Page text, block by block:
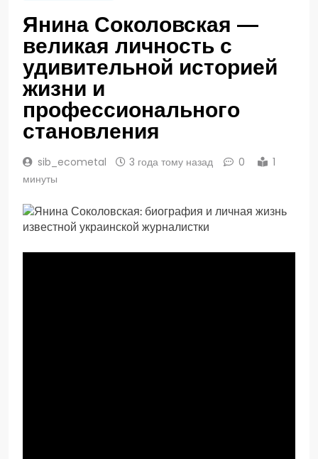
Янина Соколовская —
великая личность с
удивительной историей
жизни и
профессионального
становления
sib_ecometal 3 года тому назад 0
1
минуты